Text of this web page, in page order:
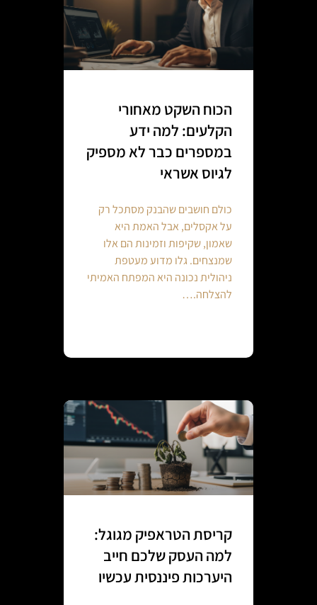
הכוח השקט מאחורי
הקלעים: למה ידע
במספרים כבר לא מספיק
לגיוס אשראי
כולם חושבים שהבנק מסתכל רק
על אקסלים, אבל האמת היא
שאמון, שקיפות וזמינות הם אלו
שמנצחים. גלו מדוע מעטפת
ניהולית נכונה היא המפתח האמיתי
להצלחה.…
קריסת הטראפיק מגוגל:
למה העסק שלכם חייב
היערכות פיננסית עכשיו